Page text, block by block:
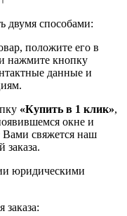
двумя способами:
положите его в
нажмите кнопку
данные и
«Купить в 1 клик»,
окне и
Вами свяжется наш
заказа.
юридическими
заказа: